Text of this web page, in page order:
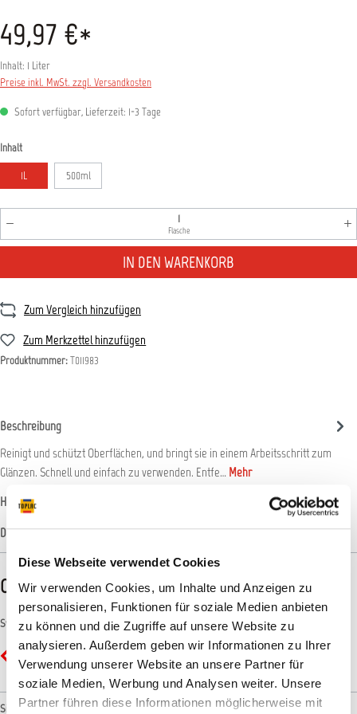
Diese Webseite verwendet Cookies
Wir verwenden Cookies, um Inhalte und Anzeigen zu
personalisieren, Funktionen für soziale Medien anbieten
zu können und die Zugriffe auf unsere Website zu
analysieren. Außerdem geben wir Informationen zu Ihrer
Verwendung unserer Website an unsere Partner für
soziale Medien, Werbung und Analysen weiter. Unsere
Partner führen diese Informationen möglicherweise mit
49,97 €*
Inhalt: 1 Liter
Preise inkl. MwSt. zzgl. Versandkosten
Sofort verfügbar, Lieferzeit: 1-3 Tage
Inhaltauswählen
1L 500ml
Produkt Anzahl: Gib den gewünschten Wert ein oder
Flasche
IN DEN WARENKORB
Zum Vergleich hinzufügen
Zum Merkzettel hinzufügen
Produktnummer:T011983
Beschreibung
Reinigt und schützt Oberflächen, und bringt sie in einem Arbeitsschritt zum
Glänzen. Schnell und einfach zu verwenden. Entfe… Mehr
Hersteller-Informationen
Datenblätter
CLP-/REACH-Hinweise
Symbole
GHS07 - Ausrufezeichen: Gesundheitsgefahr
Signalwort